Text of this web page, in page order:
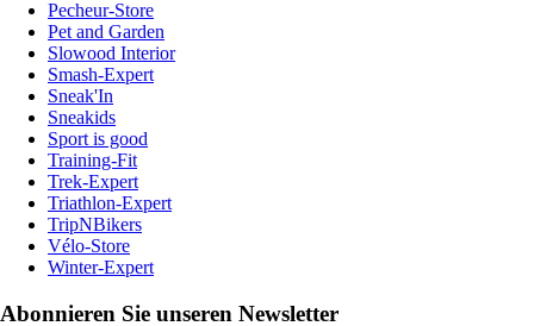
Pecheur-Store
Pet and Garden
Slowood Interior
Smash-Expert
Sneak'In
Sneakids
Sport is good
Training-Fit
Trek-Expert
Triathlon-Expert
TripNBikers
Vélo-Store
Winter-Expert
Abonnieren Sie unseren Newsletter